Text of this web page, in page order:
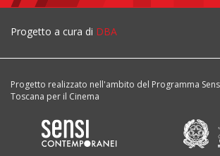
Progetto a cura di DBA
Progetto realizzato nell'ambito del Programma
Toscana per il Cinema